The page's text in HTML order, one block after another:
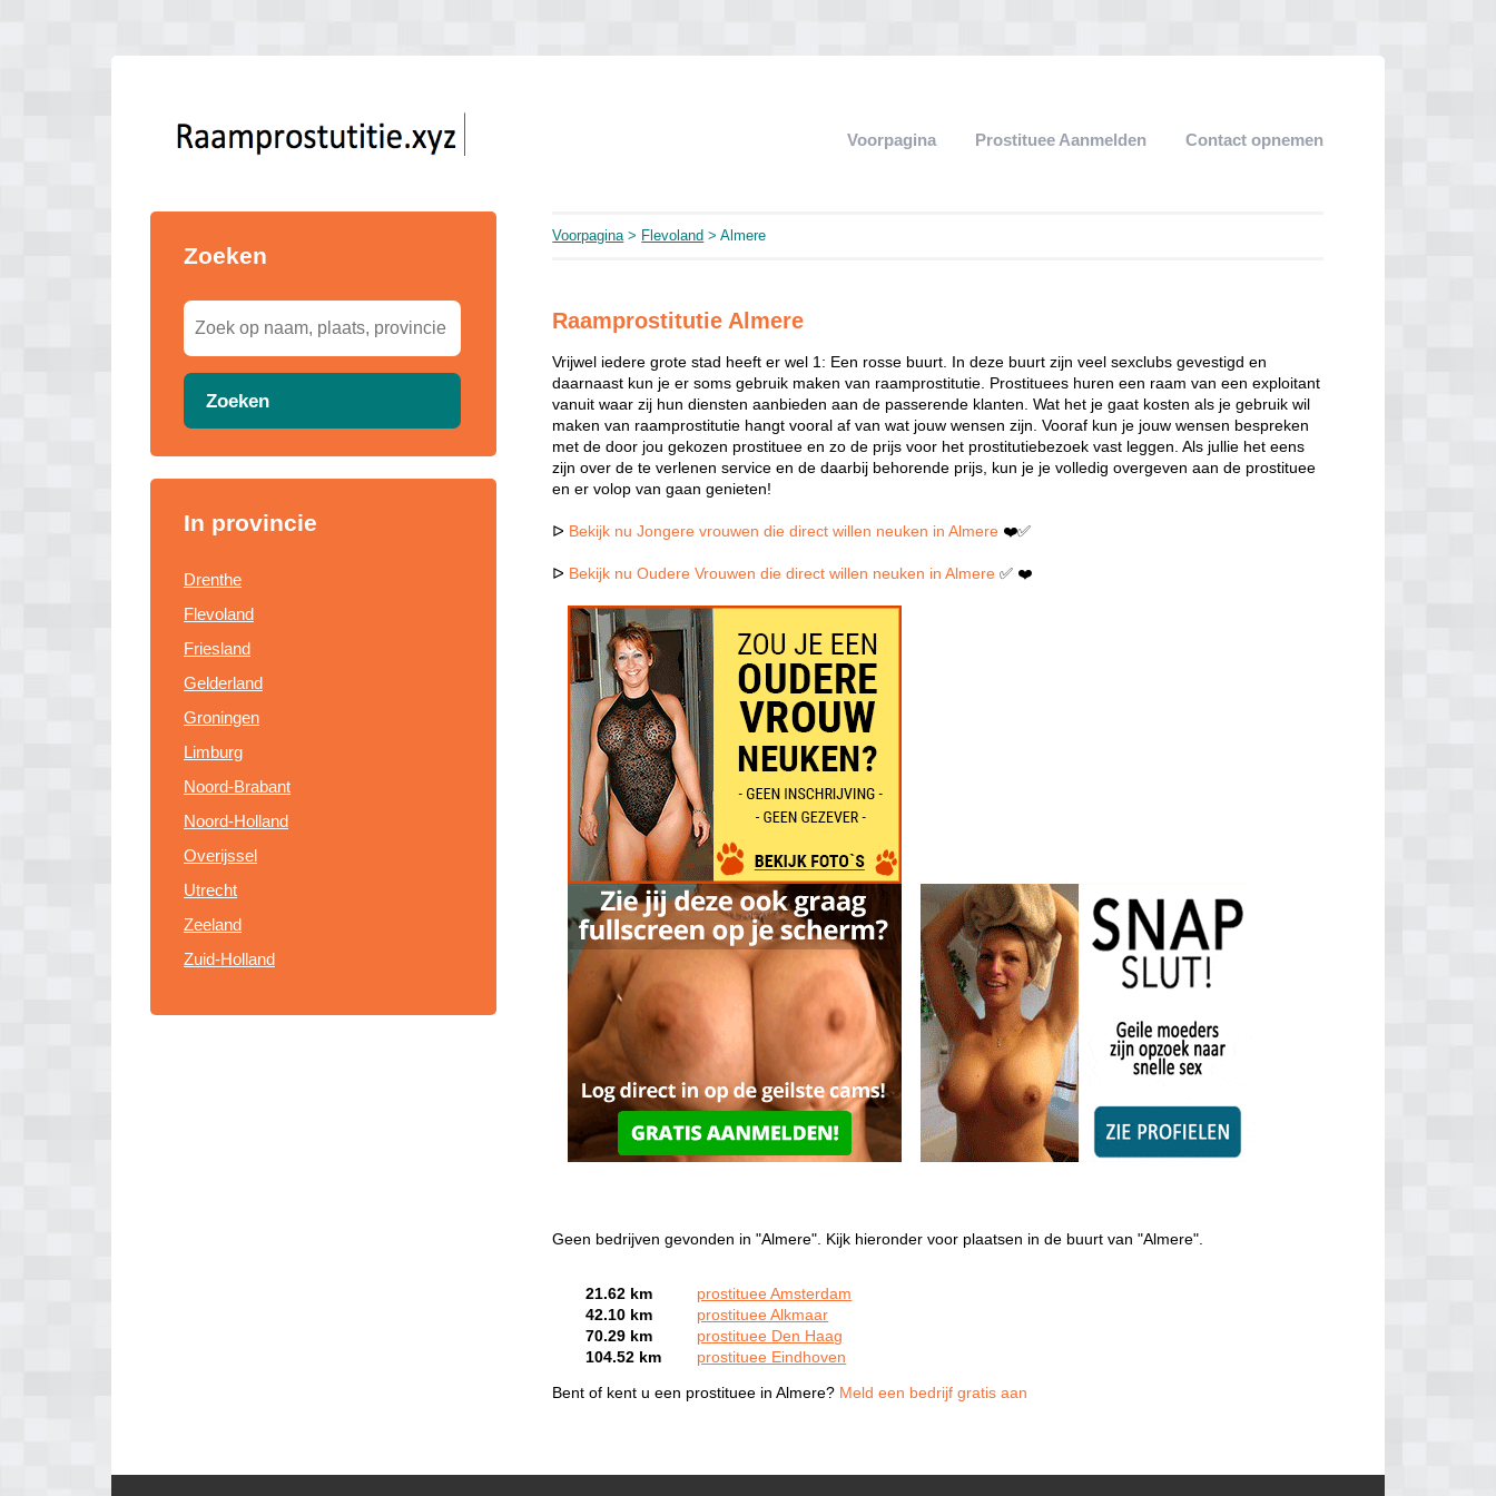
Voorpagina Prostituee Aanmelden Contact opnemen
Zoeken
Zoeken
In provincie
Drenthe
Flevoland
Friesland
Gelderland
Groningen
Limburg
Noord-Brabant
Noord-Holland
Overijssel
Utrecht
Zeeland
Zuid-Holland
Voorpagina> Flevoland > Almere
Raamprostitutie Almere
Vrijwel iedere grote stad heeft er wel 1: Een rosse buurt. In deze buurt zijn veel sexclubs gevestigd en
daarnaast kun je er soms gebruik maken van raamprostitutie. Prostituees huren een raam van een exploitant
vanuit waar zij hun diensten aanbieden aan de passerende klanten. Wat het je gaat kosten als je gebruik wil
maken van raamprostitutie hangt vooral af van wat jouw wensen zijn. Vooraf kun je jouw wensen bespreken
met de door jou gekozen prostituee en zo de prijs voor het prostitutiebezoek vast leggen. Als jullie het eens
zijn over de te verlenen service en de daarbij behorende prijs, kun je je volledig overgeven aan de prostituee
en er volop van gaan genieten!
ᐅ Bekijk nu Jongere vrouwen die direct willen neuken in Almere ❤️✅
ᐅ Bekijk nu Oudere Vrouwen die direct willen neuken in Almere ✅ ❤️
Geen bedrijven gevonden in "Almere". Kijk hieronder voor plaatsen in de buurt van "Almere".
21.62 km
prostituee Amsterdam
42.10 km
prostituee Alkmaar
70.29 km
prostituee Den Haag
104.52 km
prostituee Eindhoven
Bent of kent u een prostituee in Almere? Meld een bedrijf gratis aan